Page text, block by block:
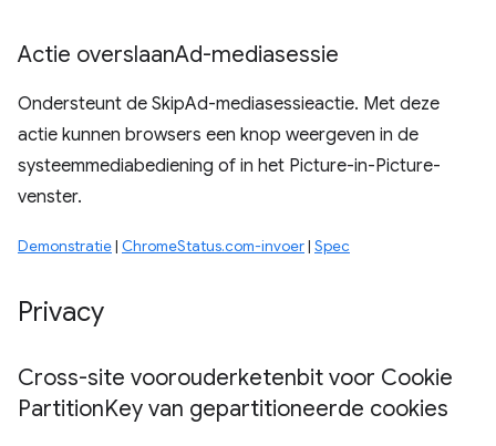
Actie overslaanAd-mediasessie
Ondersteunt de SkipAd-mediasessieactie. Met deze
actie kunnen browsers een knop weergeven in de
systeemmediabediening of in het Picture-in-Picture-
venster.
Demonstratie| ChromeStatus.com-invoer| Spec
Privacy
Cross-site voorouderketenbit voor Cookie
PartitionKey van gepartitioneerde cookies